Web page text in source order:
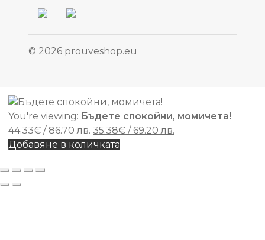
© 2026 prouveshop.eu
You're viewing: Бъдете спокойни, момичета!
44.33€/ 86.70 лв.Original
price
35.38€ / 69.20 лв.
Добавяне в количката